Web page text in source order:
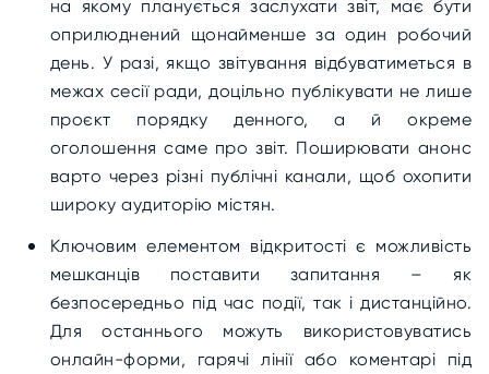
на якому планується заслухати звіт, має бути
оприлюднений щонайменше за один робочий
день. У разі, якщо звітування відбуватиметься в
межах сесії ради, доцільно публікувати не лише
проєкт порядку денного, а й окреме
оголошення саме про звіт. Поширювати анонс
варто через різні публічні канали, щоб охопити
широку аудиторію містян.
Ключовим елементом відкритості є можливість
мешканців поставити запитання – як
безпосередньо під час події, так і дистанційно.
Для останнього можуть використовуватись
онлайн-форми, гарячі лінії або коментарі під